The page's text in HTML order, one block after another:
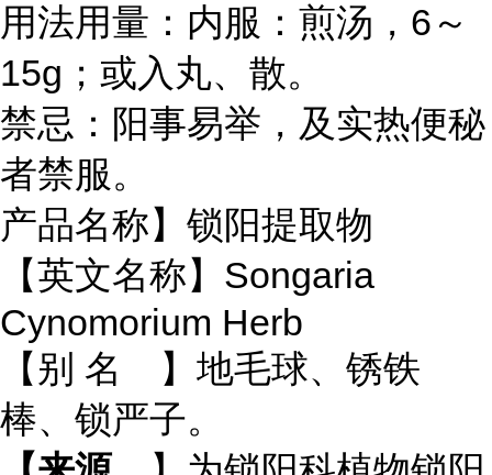
用法用量：内服：煎汤， 6～
15g；或入丸、散。
禁忌：阳事易举，及实热便秘
者禁服。
产品名称】锁阳提取物
【英文名称】Songaria
Cynomorium Herb
【别 名 】地毛球、锈铁
棒、锁严子。